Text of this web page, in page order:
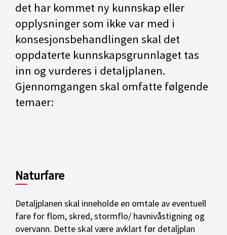
det har kommet ny kunnskap eller
opplysninger som ikke var med i
konsesjonsbehandlingen skal det
oppdaterte kunnskapsgrunnlaget tas
inn og vurderes i detaljplanen.
Gjennomgangen skal omfatte følgende
temaer:
Naturfare
Detaljplanen skal inneholde en omtale av eventuell
fare for flom, skred, stormflo/ havnivåstigning og
overvann. Dette skal være avklart før detaljplan